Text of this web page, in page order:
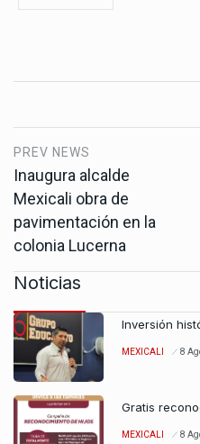
PREV NEWS
Inaugura alcalde
Mexicali obra de
pavimentación en la
colonia Lucerna
Noticias
Inversión
MEXICALI 8
Gratis
MEXICALI 8